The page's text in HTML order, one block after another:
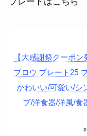
【大感謝祭クーポ
ブロウ プレート25
かわいい/可愛い/シ
ブ/洋食器/洋風/食